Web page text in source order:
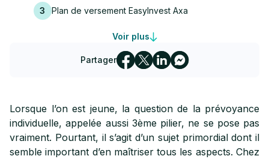
3 Plan de versement EasyInvest Axa
Gestion de fortune EasyInvest Axa
Voir plus
Partager
Lorsque l’on est jeune, la question de la prévoyance
individuelle, appelée aussi 3ème pilier, ne se pose pas
vraiment. Pourtant, il s’agit d’un sujet primordial dont il
semble important d’en maîtriser tous les aspects. Chez